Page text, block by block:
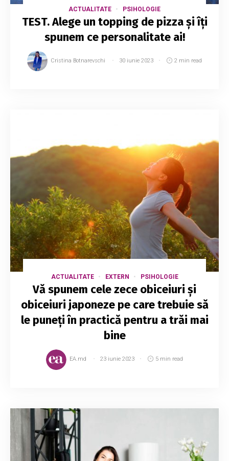
ACTUALITATE PSIHOLOGIE
TEST. Alege un topping de pizza și îți
spunem ce personalitate ai!
Cristina Botnarevschi 30 iunie 2023 2 min read
ACTUALITATE EXTERN PSIHOLOGIE
Vă spunem cele zece obiceiuri și
obiceiuri japoneze pe care trebuie să
le puneți în practică pentru a trăi mai
bine
EA.md 23 iunie 2023 5 min read